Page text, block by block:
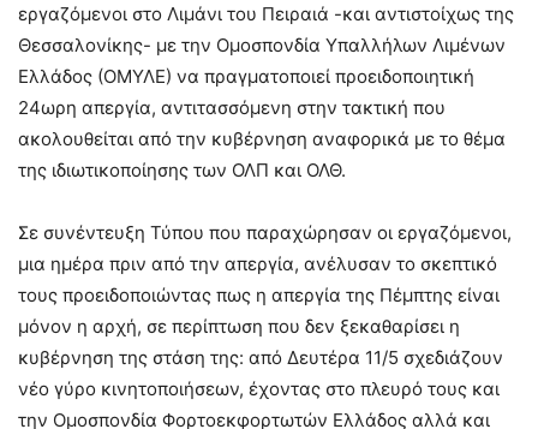
εργαζόμενοι στο Λιμάνι του Πειραιά -και αντιστοίχως της
Θεσσαλονίκης- με την Ομοσπονδία Υπαλλήλων Λιμένων
Ελλάδος (ΟΜΥΛΕ) να πραγματοποιεί προειδοποιητική
24ωρη απεργία, αντιτασσόμενη στην τακτική που
ακολουθείται από την κυβέρνηση αναφορικά με το θέμα
της ιδιωτικοποίησης των ΟΛΠ και ΟΛΘ.
Σε συνέντευξη Τύπου που παραχώρησαν οι εργαζόμενοι,
μια ημέρα πριν από την απεργία, ανέλυσαν το σκεπτικό
τους προειδοποιώντας πως η απεργία της Πέμπτης είναι
μόνον η αρχή, σε περίπτωση που δεν ξεκαθαρίσει η
κυβέρνηση της στάση της: από Δευτέρα 11/5 σχεδιάζουν
νέο γύρο κινητοποιήσεων, έχοντας στο πλευρό τους και
την Ομοσπονδία Φορτοεκφορτωτών Ελλάδος αλλά και